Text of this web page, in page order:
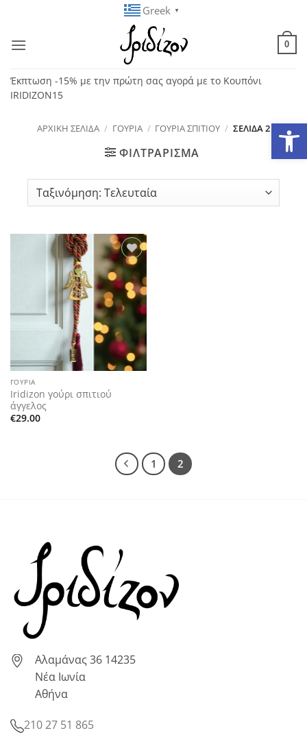
περιεχόμενο
Greek ▼
0
Έκπτωση -15% με την πρώτη σας αγορά με το Κουπόνι
IRIDIZON15
ΑΡΧΙΚΉ ΣΕΛΊΔΑ / ΓΟΎΡΙΑ / ΓΟΎΡΙΑ ΣΠΙΤΙΟΎ / ΣΕΛΊΔΑ 2
ΦΙΛΤΡΆΡΙΣΜΑ
Add to
wishlist
ΓΟΎΡΙΑ
Iridizon γούρι σπιτιού
άγγελος
€29.00
1 2
Αλαμάνας 36 14235
Νέα Ιωνία
Αθήνα
210 27 51 865